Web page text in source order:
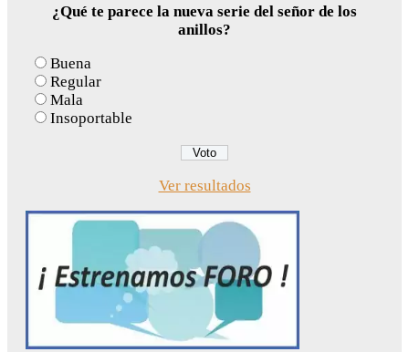
¿Qué te parece la nueva serie del señor de los
anillos?
Buena
Regular
Mala
Insoportable
Ver resultados